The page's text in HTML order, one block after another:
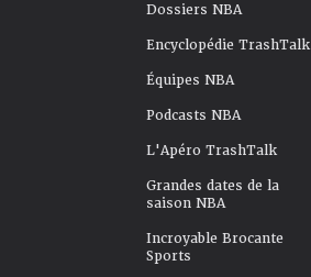
Dossiers NBA
Encyclopédie TrashTalk
Équipes NBA
Podcasts NBA
L'Apéro TrashTalk
Grandes dates de la
saison NBA
Incroyable Brocante
Sports